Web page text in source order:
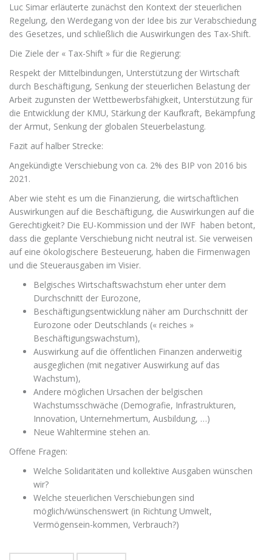
Luc Simar erläuterte zunächst den Kontext der steuerlichen
Regelung, den Werdegang von der Idee bis zur Verabschiedung
des Gesetzes, und schließlich die Auswirkungen des Tax-Shift.
Die Ziele der « Tax-Shift » für die Regierung:
Respekt der Mittelbindungen, Unterstützung der Wirtschaft
durch Beschäftigung, Senkung der steuerlichen Belastung der
Arbeit zugunsten der Wettbewerbsfähigkeit, Unterstützung für
die Entwicklung der KMU, Stärkung der Kaufkraft, Bekämpfung
der Armut, Senkung der globalen Steuerbelastung.
Fazit auf halber Strecke:
Angekündigte Verschiebung von ca. 2% des BIP von 2016 bis
2021.
Aber wie steht es um die Finanzierung, die wirtschaftlichen
Auswirkungen auf die Beschäftigung, die Auswirkungen auf die
Gerechtigkeit? Die EU-Kommission und der IWF haben betont,
dass die geplante Verschiebung nicht neutral ist. Sie verweisen
auf eine ökologischere Besteuerung, haben die Firmenwagen
und die Steuerausgaben im Visier.
Belgisches Wirtschaftswachstum eher unter dem
Durchschnitt der Eurozone,
Beschäftigungsentwicklung näher am Durchschnitt der
Eurozone oder Deutschlands (« reiches »
Beschäftigungswachstum),
Auswirkung auf die öffentlichen Finanzen anderweitig
ausgeglichen (mit negativer Auswirkung auf das
Wachstum),
Andere möglichen Ursachen der belgischen
Wachstumsschwäche (Demografie, Infrastrukturen,
Innovation, Unternehmertum, Ausbildung, …)
Neue Wahltermine stehen an.
Offene Fragen:
Welche Solidaritäten und kollektive Ausgaben wünschen
wir?
Welche steuerlichen Verschiebungen sind
möglich/wünschenswert (in Richtung Umwelt,
Vermögensein-kommen, Verbrauch?)